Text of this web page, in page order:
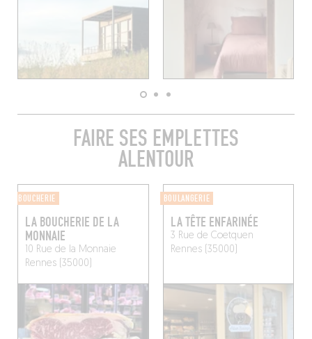
FAIRE SES EMPLETTES
ALENTOUR
BOUCHERIE
LA BOUCHERIE DE LA
MONNAIE
10 Rue de la Monnaie
Rennes (35000)
BOULANGERIE
LA TÊTE ENFARINÉE
3 Rue de Coetquen
Rennes (35000)